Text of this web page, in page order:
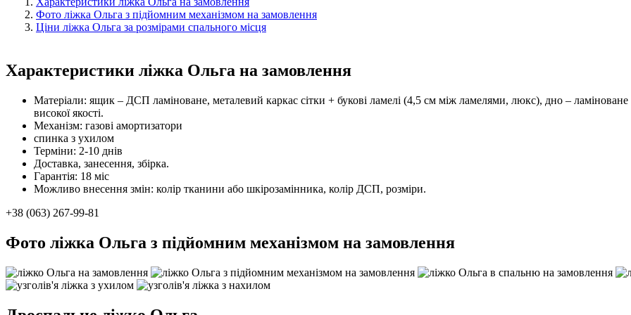
Фото ліжка Ольга з підйомним механізмом на замовлення
Ціни ліжка Ольга за розмірами спального місця
Характеристики ліжка Ольга на замовлення
Матеріали: ящик – ДСП ламіноване, металевий каркас сітки + букові ламелі (4,5 см між ламелями, люкс), дно –
високої якості.
Механізм: газові амортизатори
спинка з ухилом
Терміни: 2-10 днів
Доставка, занесення, збірка.
Гарантія: 18 міс
Можливо внесення змін: колір тканини або шкірозамінника, колір ДСП, розміри.
+38 (063) 267-99-81
Фото ліжка Ольга з підйомним механізмом на замовлення